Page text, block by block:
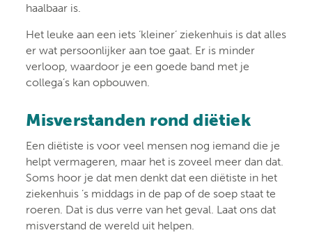
haalbaar is.
Het leuke aan een iets ‘kleiner’ ziekenhuis is dat alles
er wat persoonlijker aan toe gaat. Er is minder
verloop, waardoor je een goede band met je
collega’s kan opbouwen.
Misverstanden rond diëtiek
Een diëtiste is voor veel mensen nog iemand die je
helpt vermageren, maar het is zoveel meer dan dat.
Soms hoor je dat men denkt dat een diëtiste in het
ziekenhuis ’s middags in de pap of de soep staat te
roeren. Dat is dus verre van het geval. Laat ons dat
misverstand de wereld uit helpen.